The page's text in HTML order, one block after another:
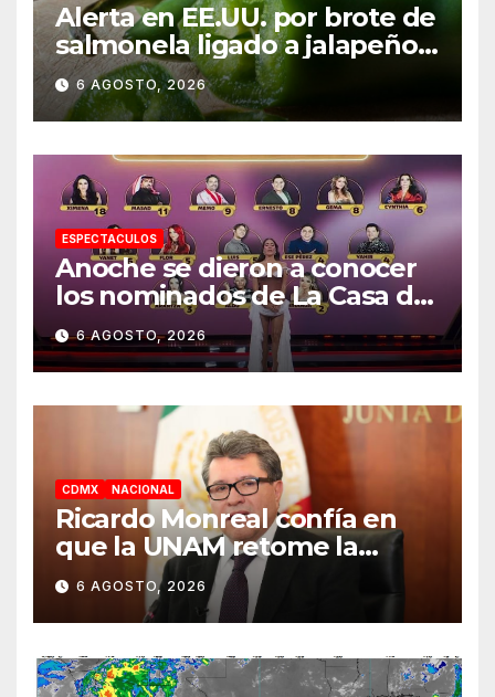
Alerta en EE.UU. por brote de
salmonela ligado a jalapeños
mexicanos; reportan 345
casos
6 AGOSTO, 2026
ESPECTACULOS
Anoche se dieron a conocer
los nominados de La Casa de
los Famosos México 2026 en
la segunda semana
6 AGOSTO, 2026
CDMX NACIONAL
Ricardo Monreal confía en
que la UNAM retome la
normalidad e inicie el
semestre mediante el
diálogo
6 AGOSTO, 2026